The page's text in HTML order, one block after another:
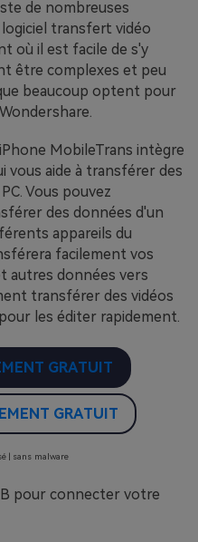
de nombreuses
transfert vidéo
où il est facile de s'y
être complexes et peu
beaucoup optent pour
MobileTrans intègre
vous aide à transférer des
Vous pouvez
des données d'un
appareils du
facilement vos
autres données vers
transférer des vidéos
les éditer rapidement.
GRATUIT
GRATUIT
| sans malware
pour connecter votre